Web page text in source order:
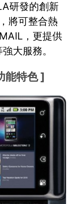
研發的創新
將可整合熱
，更提供
大服務。
特色 ]